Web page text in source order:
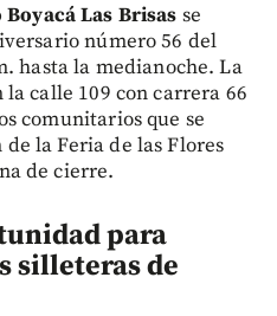
Las Brisas se
número 56 del
hasta la medianoche. La
calle 109 con carrera 66
comunitarios que se
la Feria de las Flores
de cierre.
para
silleteras de